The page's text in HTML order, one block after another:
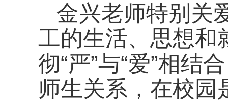
金兴老师特别关
工的生活、思想和
彻“严”与“爱”相结
师生关系，在校园